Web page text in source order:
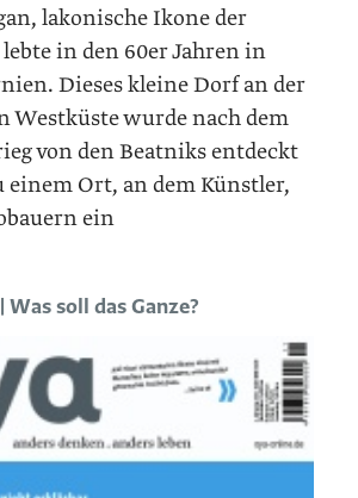
lakonische Ikone der
in den 60er Jahren in
Dieses kleine Dorf an der
Westküste wurde nach dem
von den Beatniks entdeckt
einem Ort, an dem Künstler,
ein
Was soll das Ganze?